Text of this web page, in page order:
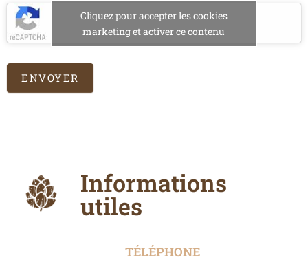
Cliquez pour accepter les cookies
marketing et activer ce contenu
ENVOYER
Informations
utiles
TÉLÉPHONE